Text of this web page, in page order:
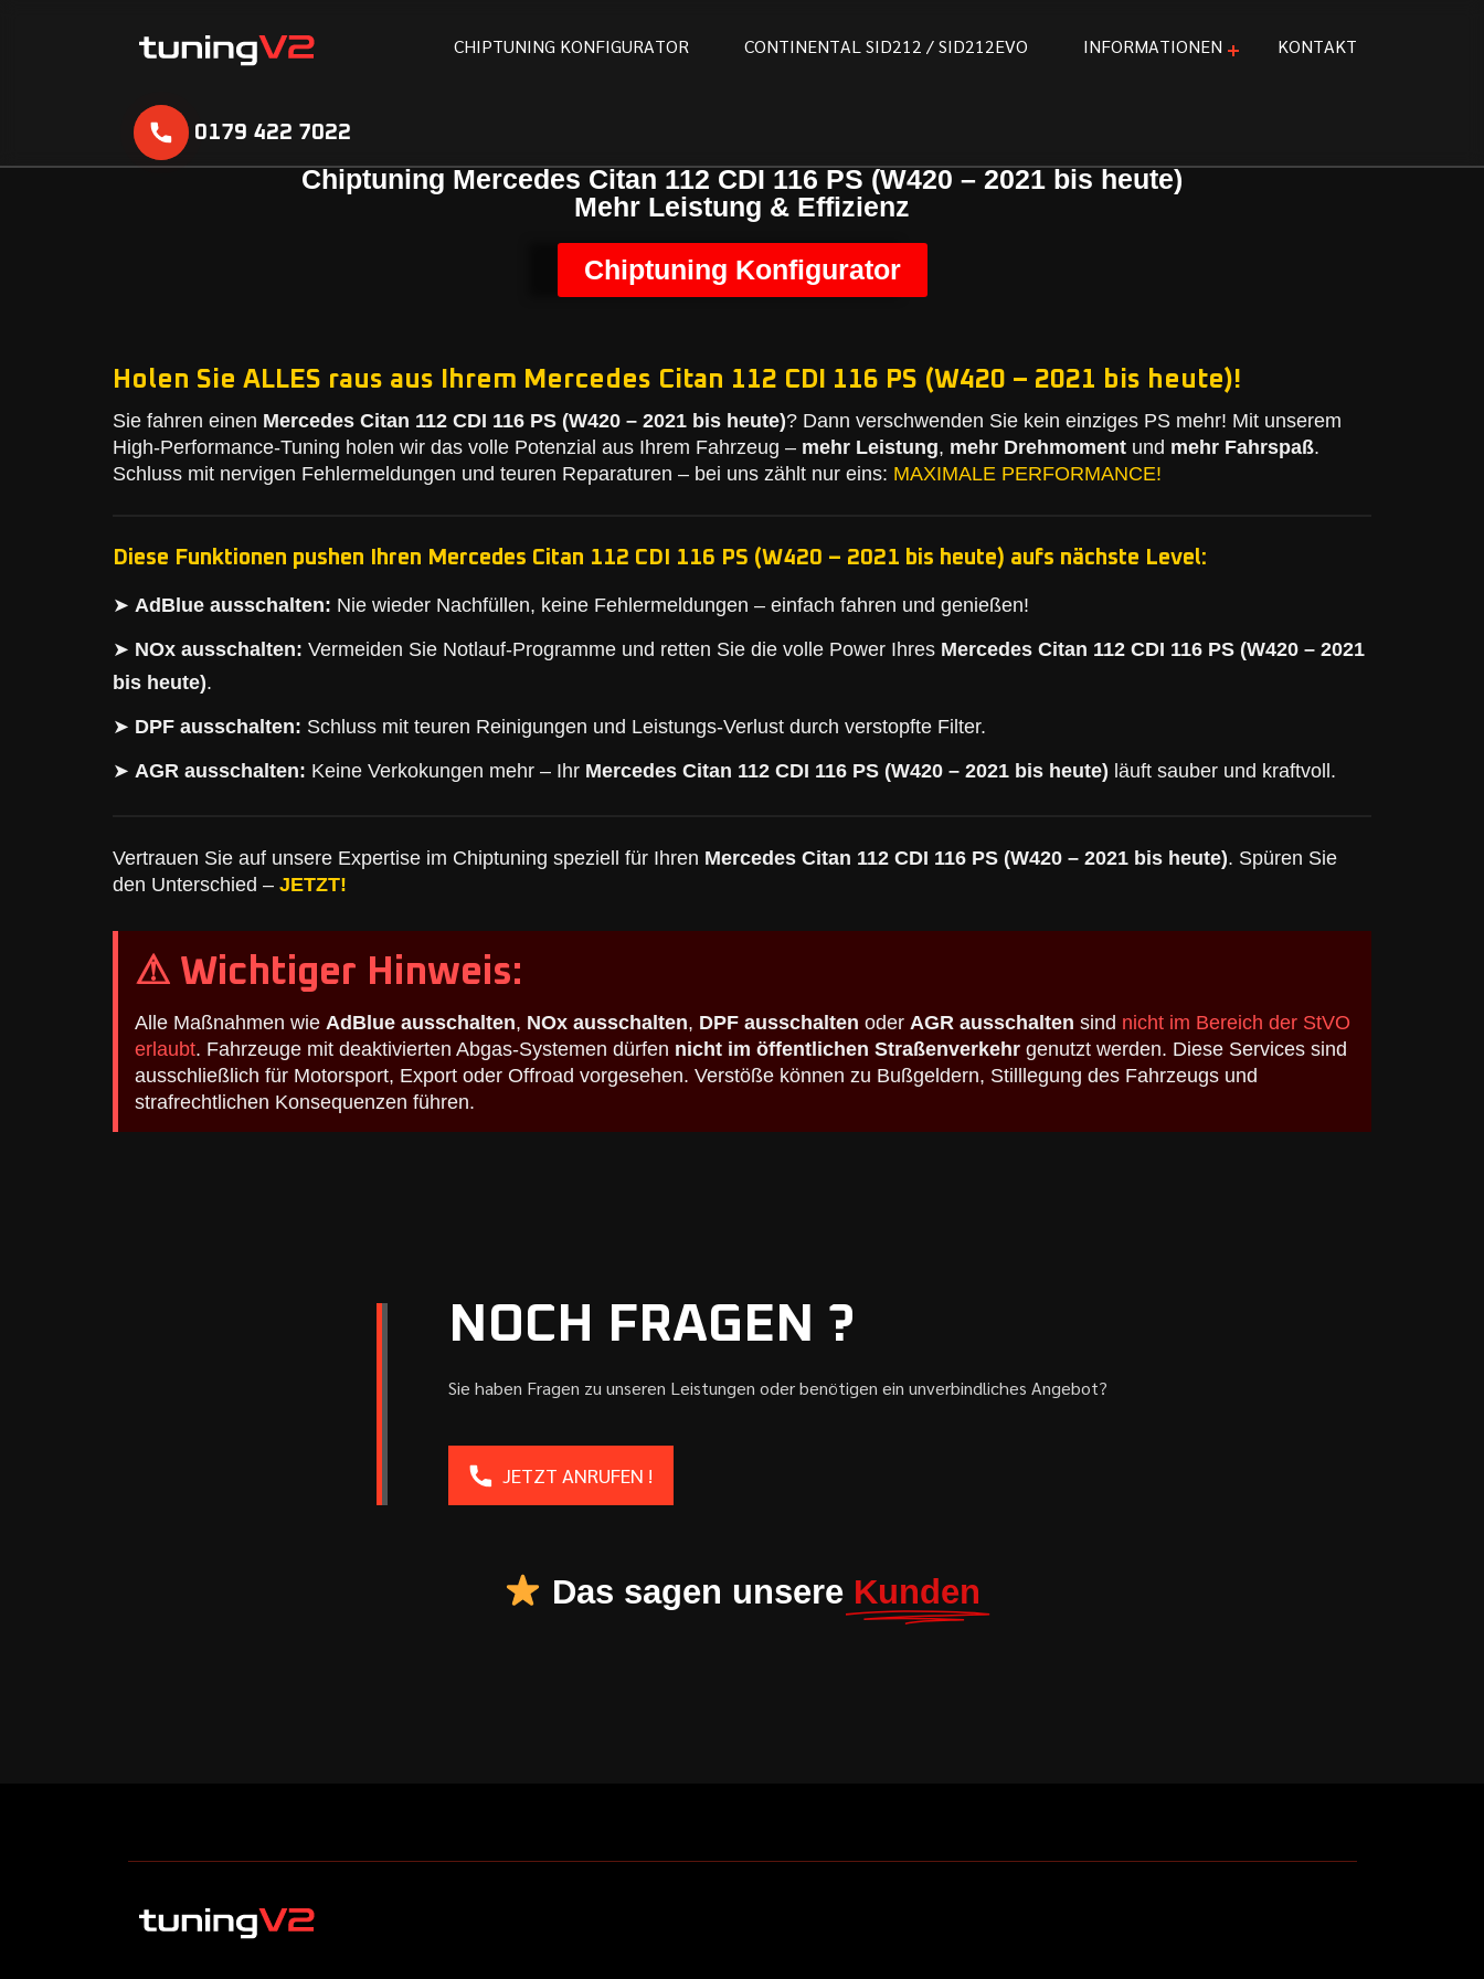
CHIPTUNING KONFIGURATOR CONTINENTAL SID21 2 / SID21 2EVO INFORMATIONEN KONTAKT
0179 422 7022
Chiptuning Mercedes Citan 112 CDI 116 PS (W420 – 2021 bis heute)
Mehr Leistung & Effizienz
Chiptuning Konfigurator
Holen Sie ALLES raus aus Ihrem Mercedes Citan 112 CDI 116 PS (W420 – 2021 bis heute)!
Sie fahren einen Mercedes Citan 112 CDI 116 PS (W420 – 2021 bis heute)? Dann verschwenden Sie kein einziges PS mehr! Mit unserem
High-Performance-Tuning holen wir das volle Potenzial aus Ihrem Fahrzeug – mehr Leistung, mehr Drehmoment und mehr Fahrspaß.
Schluss mit nervigen Fehlermeldungen und teuren Reparaturen – bei uns zählt nur eins: MAXIMALE PERFORMANCE!
Diese Funktionen pushen Ihren Mercedes Citan 112 CDI 116 PS (W420 – 2021 bis heute) aufs nächste Level:
➤ AdBlue ausschalten: Nie wieder Nachfüllen, keine Fehlermeldungen – einfach fahren und genießen!
➤ NOx ausschalten: Vermeiden Sie Notlauf-Programme und retten Sie die volle Power Ihres Mercedes Citan 112 CDI 116 PS (W420 – 2021
bis heute).
➤ DPF ausschalten: Schluss mit teuren Reinigungen und Leistungs-Verlust durch verstopfte Filter.
➤ AGR ausschalten: Keine Verkokungen mehr – Ihr Mercedes Citan 112 CDI 116 PS (W420 – 2021 bis heute) läuft sauber und kraftvoll.
Vertrauen Sie auf unsere Expertise im Chiptuning speziell für Ihren Mercedes Citan 112 CDI 116 PS (W420 – 2021 bis heute). Spüren Sie
den Unterschied – JETZT!
⚠ Wichtiger Hinweis:
Alle Maßnahmen wie AdBlue ausschalten, NOx ausschalten, DPF ausschalten oder AGR ausschalten sind nicht im Bereich der StVO
erlaubt. Fahrzeuge mit deaktivierten Abgas-Systemen dürfen nicht im öffentlichen Straßenverkehr genutzt werden. Diese Services sind
ausschließlich für Motorsport, Export oder Offroad vorgesehen. Verstöße können zu Bußgeldern, Stilllegung des Fahrzeugs und
strafrechtlichen Konsequenzen führen.
NOCH FRAGEN ?
Sie haben Fragen zu unseren Leistungen oder benötigen ein unverbindliches Angebot?
JETZT ANRUFEN !
Das sagen unsere Kunden